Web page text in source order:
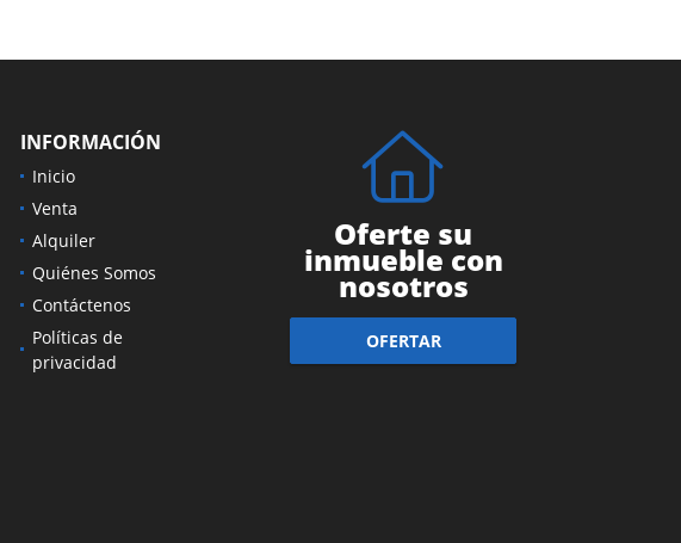
INFORMACIÓN
Inicio
Venta
Alquiler
Quiénes Somos
Contáctenos
Políticas de
privacidad
Oferte su
inmueble con
nosotros
OFERTAR